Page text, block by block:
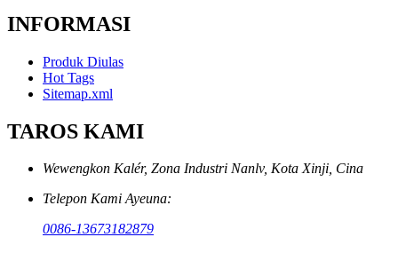
INFORMASI
Produk Diulas
Hot Tags
Sitemap.xml
TAROS KAMI
Wewengkon Kalér, Zona Industri Nanlv, Kota Xinji, Cina
Telepon Kami Ayeuna:
0086-13673182879